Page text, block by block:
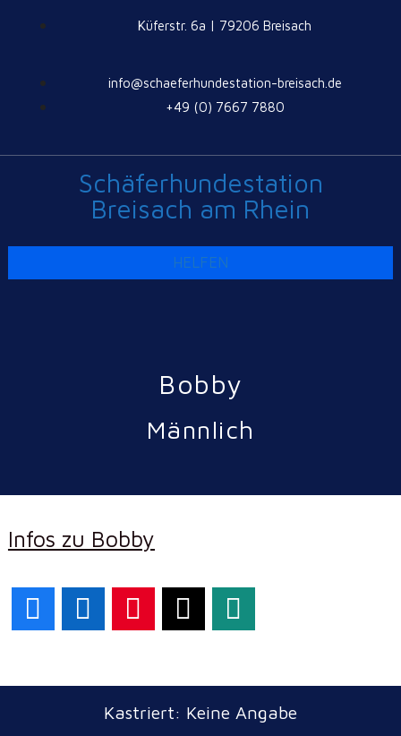
Küferstr. 6a | 79206 Breisach
info@schaeferhundestation-breisach.de
+49 (0) 7667 7880
Schäferhundestation
Breisach am Rhein
HELFEN
Bobby
Männlich
Infos zu Bobby
Kastriert: Keine Angabe